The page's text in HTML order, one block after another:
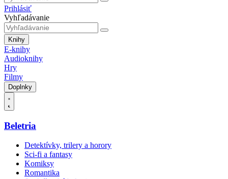
Prihlásiť
Vyhľadávanie
Knihy
E-knihy
Audioknihy
Hry
Filmy
Doplnky
Beletria
Detektívky, trilery a horory
Sci-fi a fantasy
Komiksy
Romantika